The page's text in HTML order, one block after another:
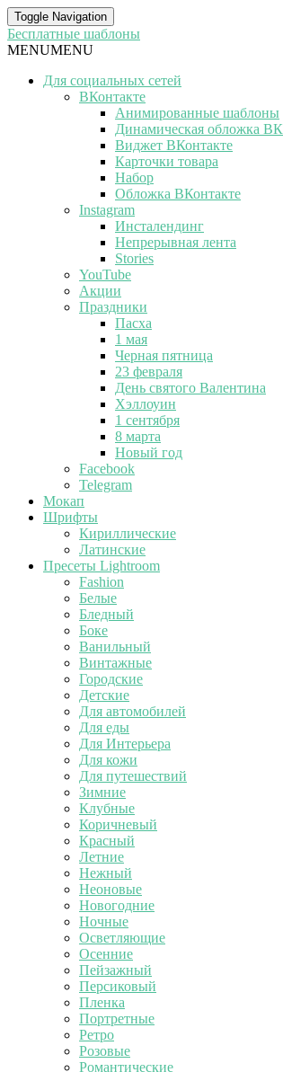
Toggle Navigation
Бесплатные шаблоны
MENUMENU
Для социальных сетей
ВКонтакте
Анимированные шаблоны
Динамическая обложка ВК
Виджет ВКонтакте
Карточки товара
Набор
Обложка ВКонтакте
Instagram
Инсталендинг
Непрерывная лента
Stories
YouTube
Акции
Праздники
Пасха
1 мая
Черная пятница
23 февраля
День святого Валентина
Хэллоуин
1 сентября
8 марта
Новый год
Facebook
Telegram
Мокап
Шрифты
Кириллические
Латинские
Пресеты Lightroom
Fashion
Белые
Бледный
Боке
Ванильный
Винтажные
Городские
Детские
Для автомобилей
Для еды
Для Интерьера
Для кожи
Для путешествий
Зимние
Клубные
Коричневый
Красный
Летние
Нежный
Неоновые
Новогодние
Ночные
Осветляющие
Осенние
Пейзажный
Персиковый
Пленка
Портретные
Ретро
Розовые
Романтические